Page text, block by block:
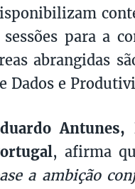
sessões para a
abrangidas
Dados e
, afirma
a ambição